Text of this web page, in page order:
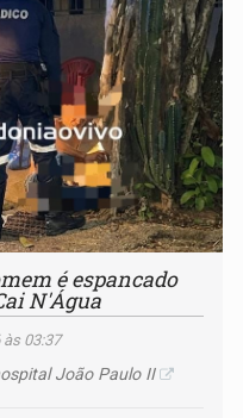
é espancado
N'Água
às 03:37
João Paulo II